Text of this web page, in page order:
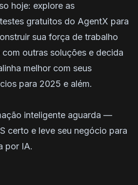
hoje: explore as
gratuitos do AgentX para
sua força de trabalho
outras soluções e decida
melhor com seus
para 2025 e além.
inteligente aguarda —
certo e leve seu negócio para
por IA.